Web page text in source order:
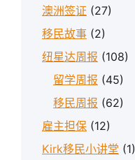
澳洲签证 (27)
移民故事 (2)
纽星达周报 (108)
留学周报 (45)
移民周报 (62)
雇主担保 (12)
Kirk移民小讲堂 (1)